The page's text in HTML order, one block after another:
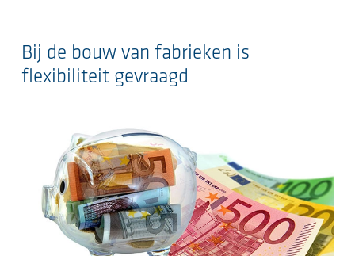
Bij de bouw van fabrieken is
flexibiliteit gevraagd